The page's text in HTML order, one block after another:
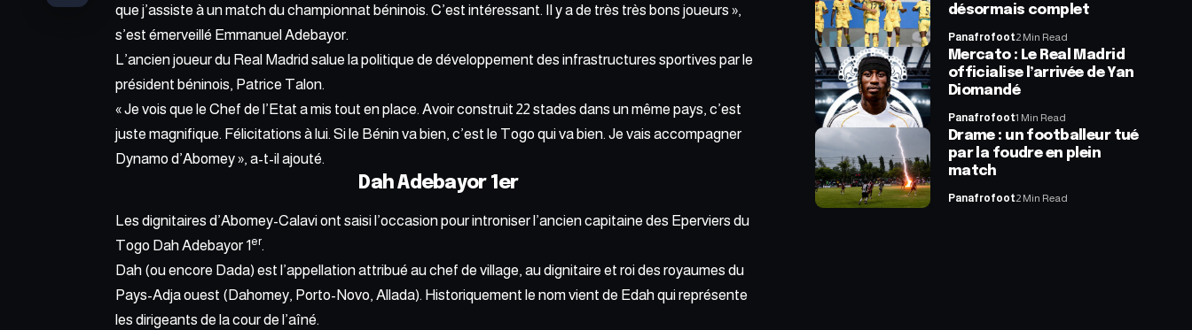
que j’assiste à un match du championnat béninois. C’est intéressant. Il y a de très très bons joueurs »,
s’est émerveillé Emmanuel Adebayor.
L’ancien joueur du Real Madrid salue la politique de développement des infrastructures sportives par le
président béninois, Patrice Talon.
« Je vois que le Chef de l’Etat a mis tout en place. Avoir construit 22 stades dans un même pays, c’est
juste magnifique. Félicitations à lui. Si le Bénin va bien, c’est le Togo qui va bien. Je vais accompagner
Dynamo d’Abomey », a-t-il ajouté.
Dah Adebayor 1er
Les dignitaires d’Abomey-Calavi ont saisi l’occasion pour introniser l’ancien capitaine des Eperviers du
Togo Dah Adebayor 1er.
Dah (ou encore Dada) est l’appellation attribué au chef de village, au dignitaire et roi des royaumes du
Pays-Adja ouest (Dahomey, Porto-Novo, Allada). Historiquement le nom vient de Edah qui représente
les dirigeants de la cour de l’aîné.
désormais complet
Panafrofoot2 Min Read
Mercato : Le Real Madrid
officialise l’arrivée de Yan
Diomandé
Panafrofoot1 Min Read
Drame : un footballeur tué
par la foudre en plein
match
Panafrofoot2 Min Read